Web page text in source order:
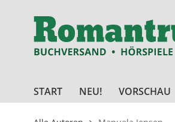
START NEU! VORSCHAU